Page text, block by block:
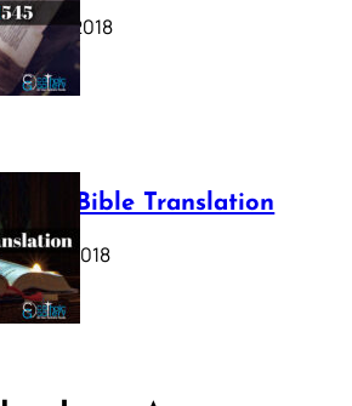
17, 2018
Bible Translation
11, 2018